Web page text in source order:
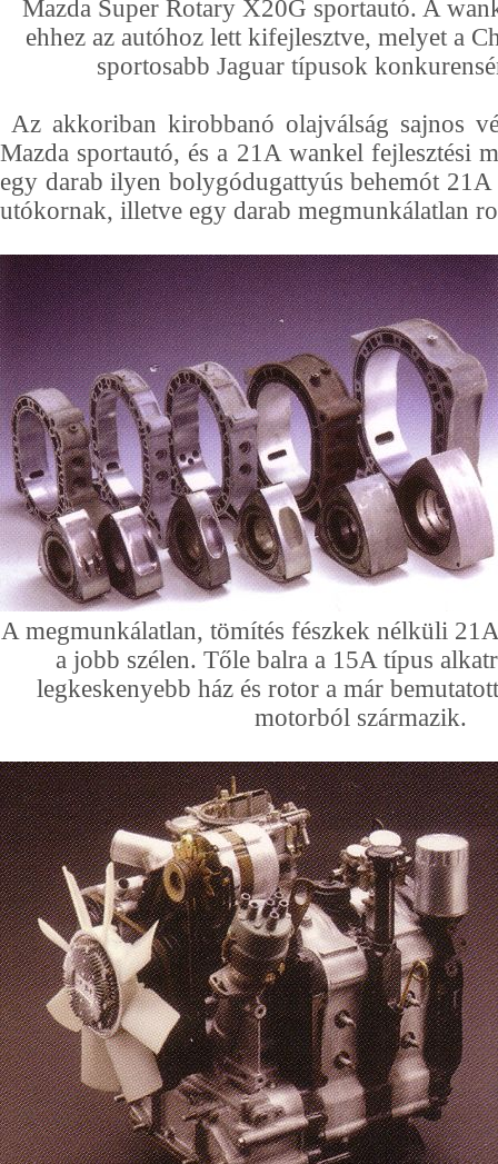
Mazda Super Rotary X20G sportautó. A
ehhez az autóhoz lett kifejlesztve, melyet a
sportosabb Jaguar típusok
Az akkoriban kirobbanó olajválság sajnos
Mazda sportautó, és a 21A wankel fejlesztési
egy darab ilyen bolygódugattyús behemót
utókornak, illetve egy darab megmunkálatlan
A megmunkálatlan, tömítés fészkek nélküli
a jobb szélen. Tőle balra a 15A típus
legkeskenyebb ház és rotor a már
motorból származik.